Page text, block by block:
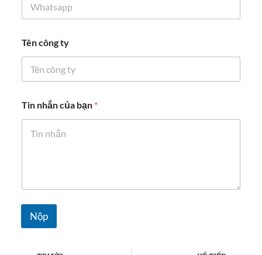
h
n
E
-
a
l
Tên công ty
Tin nhắn của bạn *
Nộp